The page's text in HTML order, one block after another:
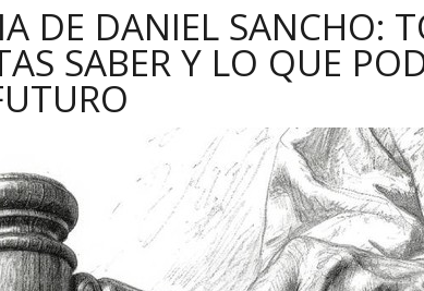
DE DANIEL SANCHO:
SABER Y LO QUE